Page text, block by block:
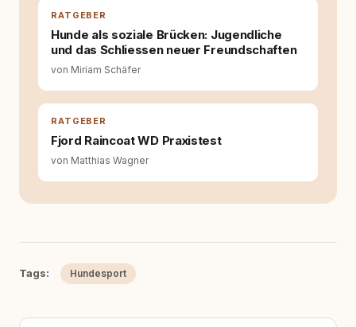
Fragen stehen dahinter? Und wie lassen sich
Inhalte so aufbereiten, dass sie verständlich,
fundiert und für unsere Leser wirklich
entstehen dort, wo Information,
Hinterfragen zusammenkommen. Mit meinen
Texten möchte ich genau dazu beitragen.
RATGEBER
Hunde als soziale Brücken: Jugendliche
und das Schliessen neuer Freundschaften
von Miriam Schäfer
RATGEBER
Fjord Raincoat WD Praxistest
von Matthias Wagner
Tags: Hundesport